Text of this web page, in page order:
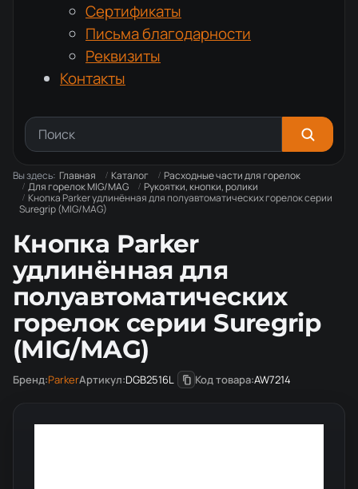
Сертификаты
Письма благодарности
Реквизиты
Контакты
Вы здесь: Главная Каталог
Расходные части для горелок
Для горелок MIG/MAG
Рукоятки, кнопки, ролики
Кнопка Parker удлинённая для полуавтоматических горелок серии
Suregrip (MIG/MAG)
Кнопка Parker
удлинённая для
полуавтоматических
горелок серии Suregrip
(MIG/MAG)
Бренд:ParkerАртикул:DGB2516L Код товара:AW7214